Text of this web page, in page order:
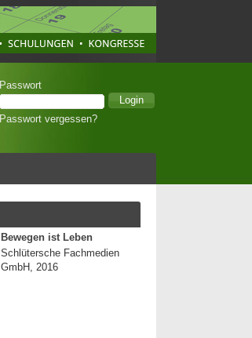
Passwort
Passwort vergessen?
Bewegen ist Leben
Schlütersche Fachmedien
GmbH, 2016